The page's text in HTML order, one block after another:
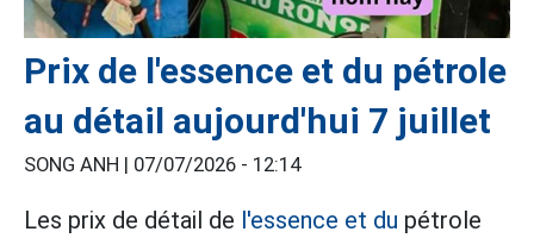
Prix de l'essence et du pétrole
au détail aujourd'hui 7 juillet
SONG ANH | 07/07/2026 - 12:14
Les prix de détail de l'essence et du pétrole